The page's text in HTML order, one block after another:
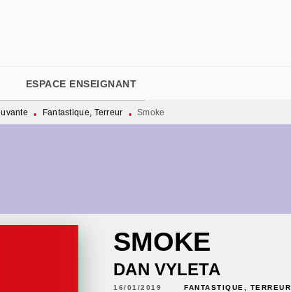
ESPACE ENSEIGNANT
• Fantastique, Terreur • Smoke
SMOKE
DAN VYLETA
16/01/2019 FANTASTIQUE, TERREUR